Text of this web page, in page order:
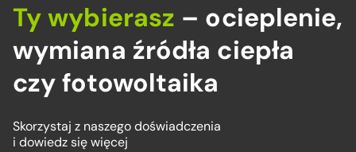
Ty wybierasz – ocieplenie,
wymiana źródła ciepła
czy fotowoltaika
Skorzystaj z naszego doświadczenia
i dowiedz się więcej